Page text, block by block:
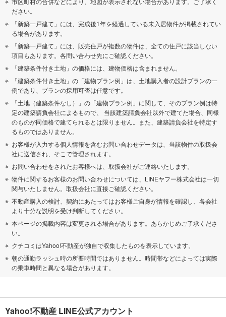
ださい。
「新築一戸建て」には、完成後1年を経過している未入居物件が掲載されてい
る場合があります。
「新築一戸建て」には、販売住戸が複数の物件は、全ての住戸に該当しない
項目もあります。各問い合わせ先にご確認ください。
「建築条件付き土地」の価格には、建物価格は含まれません。
「建築条件付き土地」の「建物プラン例」は、土地購入者の設計プランの一
例であり、プランの採用可否は任意です。
「土地（建築条件なし）」の「建物プラン例」に関して、そのプラン例は特
定の建築請負会社によるもので、 当該建築請負会社以外で建てた場合、同様
のものが同価格で建てられるとは限りません。また、建築請負会社を特定す
るものではありません。
お客様が入力する個人情報を含むお問い合わせデータは、当該物件の取扱会
社に送信され、そこで管理されます。
お問い合わせをされたお客様へは、取扱会社がご連絡いたします。
物件に関するお客様のお問い合わせについては、LINEヤフー株式会社は一切
関与いたしません。取扱会社に直接ご確認ください。
不動産購入の検討、契約にあたってはお客様ご自身が情報を確認し、各会社
より十分な説明を受け判断してください。
本ページの掲載内容は変更される場合があります。あらかじめご了承くださ
い。
クチコミはYahoo!不動産が独自で収集したものを表示しています。
朝の通勤ラッシュ時の所要時間ではありません。時間帯などによっては実際
の乗車時間と異なる場合があります。
Yahoo!不動産 LINE公式アカウント